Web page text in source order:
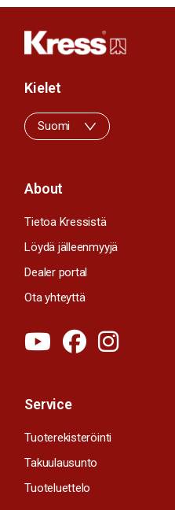
About
Tietoa Kressistä
Löydä jälleenmyyjä
Dealer portal
Ota yhteyttä
Service
Tuoterekisteröinti
Takuulausunto
Tuoteluettelo
Kielet
Suomi